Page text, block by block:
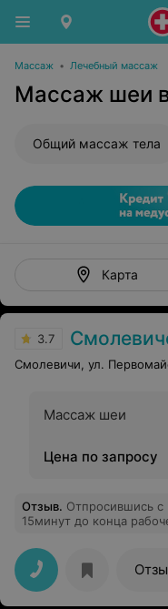
Массаж • Лечебный массаж
Массаж шеи
Общий массаж тела
Карта
3.7 Смолевичская
Смолевичи, ул.
Массаж шеи
Цена по запросу
Отзыв. Отпросившись с
15минут до конца
поликлинику. Бардак.